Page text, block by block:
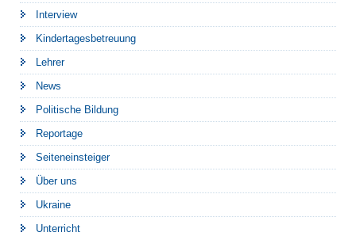
Interview
Kindertagesbetreuung
Lehrer
News
Politische Bildung
Reportage
Seiteneinsteiger
Über uns
Ukraine
Unterricht